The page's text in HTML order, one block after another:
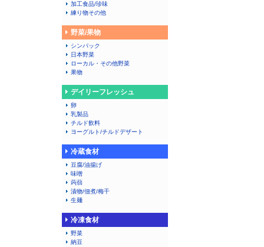
加工食品/珍味
練り物その他
野菜/果物
シンパック
日本野菜
ローカル・その他野菜
果物
デイリーフレッシュ
卵
乳製品
チルド飲料
ヨーグルト/チルドデザート
冷蔵食材
豆腐/油揚げ
味噌
蒟蒻
漬物/佃煮/梅干
生麺
冷凍食材
野菜
納豆